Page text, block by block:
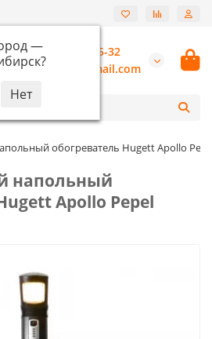
—
?
+7 (913) 987-55-32
burannsk@gmail.com
обогреватель Hugett Apollo
напольный
Apollo Pepel